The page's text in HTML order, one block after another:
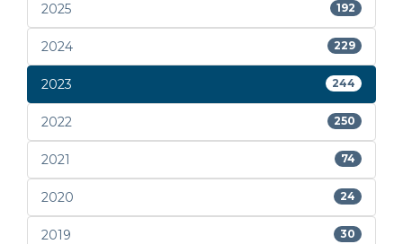
2025 192
2024 229
2023 244
2022 250
2021 74
2020 24
2019 30